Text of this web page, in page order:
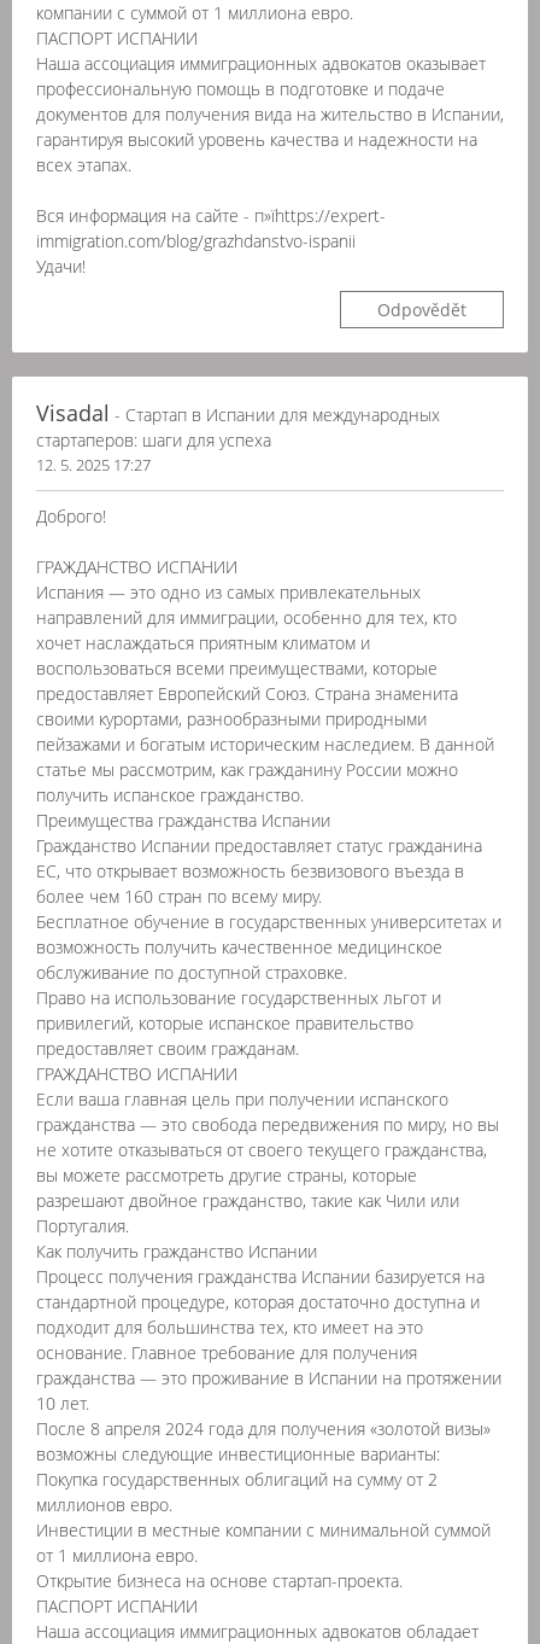
компании с суммой от 1 миллиона евро.
ПАСПОРТ ИСПАНИИ
Наша ассоциация иммиграционных адвокатов оказывает
профессиональную помощь в подготовке и подаче
документов для получения вида на жительство в Испании,
гарантируя высокий уровень качества и надежности на
всех этапах.
Вся информация на сайте - п»їhttps://expert-
immigration.com/blog/grazhdanstvo-ispanii
Удачи!
Odpovědět
Visadal - Стартап в Испании для международных
стартаперов: шаги для успеха
12. 5. 2025 17:27
Доброго!
ГРАЖДАНСТВО ИСПАНИИ
Испания — это одно из самых привлекательных
направлений для иммиграции, особенно для тех, кто
хочет наслаждаться приятным климатом и
воспользоваться всеми преимуществами, которые
предоставляет Европейский Союз. Страна знаменита
своими курортами, разнообразными природными
пейзажами и богатым историческим наследием. В данной
статье мы рассмотрим, как гражданину России можно
получить испанское гражданство.
Преимущества гражданства Испании
Гражданство Испании предоставляет статус гражданина
ЕС, что открывает возможность безвизового въезда в
более чем 160 стран по всему миру.
Бесплатное обучение в государственных университетах и
возможность получить качественное медицинское
обслуживание по доступной страховке.
Право на использование государственных льгот и
привилегий, которые испанское правительство
предоставляет своим гражданам.
ГРАЖДАНСТВО ИСПАНИИ
Если ваша главная цель при получении испанского
гражданства — это свобода передвижения по миру, но вы
не хотите отказываться от своего текущего гражданства,
вы можете рассмотреть другие страны, которые
разрешают двойное гражданство, такие как Чили или
Португалия.
Как получить гражданство Испании
Процесс получения гражданства Испании базируется на
стандартной процедуре, которая достаточно доступна и
подходит для большинства тех, кто имеет на это
основание. Главное требование для получения
гражданства — это проживание в Испании на протяжении
10 лет.
После 8 апреля 2024 года для получения «золотой визы»
возможны следующие инвестиционные варианты:
Покупка государственных облигаций на сумму от 2
миллионов евро.
Инвестиции в местные компании с минимальной суммой
от 1 миллиона евро.
Открытие бизнеса на основе стартап-проекта.
ПАСПОРТ ИСПАНИИ
Наша ассоциация иммиграционных адвокатов обладает